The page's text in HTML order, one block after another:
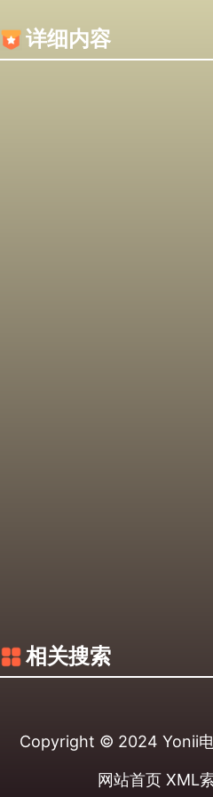
详细内容
相关搜索
Copyright © 2024 Yonii
网站首页 XML索